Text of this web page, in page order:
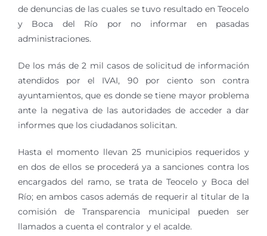
de denuncias de las cuales se tuvo resultado en Teocelo
y Boca del Río por no informar en pasadas
administraciones.
De los más de 2 mil casos de solicitud de información
atendidos por el IVAI, 90 por ciento son contra
ayuntamientos, que es donde se tiene mayor problema
ante la negativa de las autoridades de acceder a dar
informes que los ciudadanos solicitan.
Hasta el momento llevan 25 municipios requeridos y
en dos de ellos se procederá ya a sanciones contra los
encargados del ramo, se trata de Teocelo y Boca del
Río; en ambos casos además de requerir al titular de la
comisión de Transparencia municipal pueden ser
llamados a cuenta el contralor y el acalde.